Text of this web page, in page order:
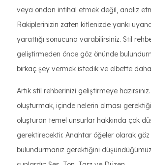
veya ondan intihal etmek değil, analiz
Rakiplerinizin zaten kitlenizde yankı
yarattığı sonucuna varabilirsiniz. Stil
geliştirmeden önce göz önünde
birkaç şey vermek istedik ve elbette
Artık stil rehberinizi geliştirmeye
oluşturmak, içinde nelerin olması
oluşturan temel unsurlar hakkında çok
gerektirecektir. Anahtar öğeler olarak
bulundurmanız gerektiğini